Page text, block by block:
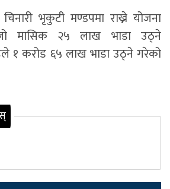
भृकुटी मण्डपमा राख्ने योजना
मासिक २५ लाख भाडा उठ्ने
१ करोड ६५ लाख भाडा उठ्ने गरेको